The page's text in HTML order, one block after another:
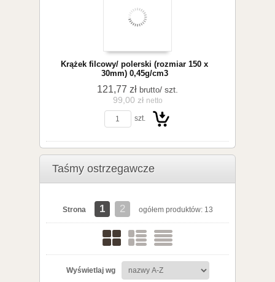
koszyka
Krążek filcowy/ polerski (rozmiar 150 x
30mm) 0,45g/cm3
121,77 zł brutto/ szt.
99,00 zł netto
szt.
Taśmy ostrzegawcze
Strona 1 2 ogółem produktów: 13
Wyświetlaj wg